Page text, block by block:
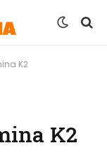
K2
K2